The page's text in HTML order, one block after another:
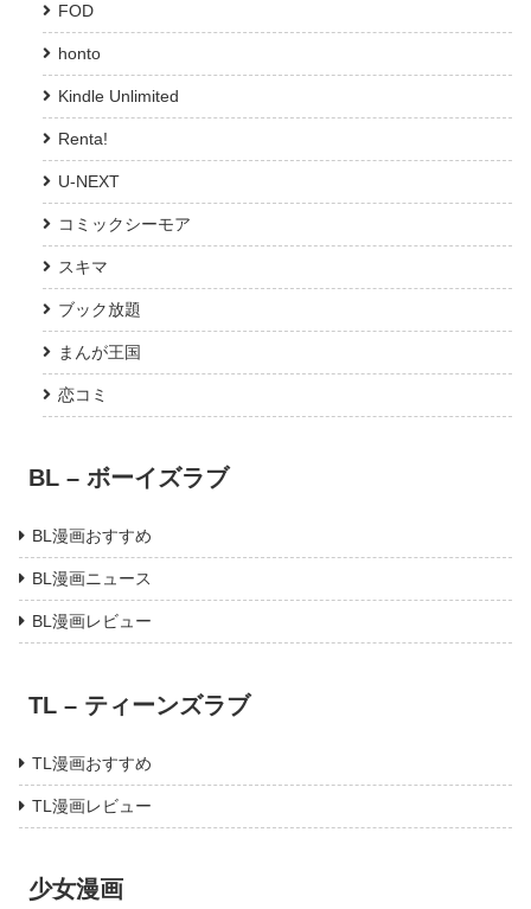
FOD
honto
Kindle Unlimited
Renta!
U-NEXT
コミックシーモア
スキマ
ブック放題
まんが王国
恋コミ
BL – ボーイズラブ
BL漫画おすすめ
BL漫画ニュース
BL漫画レビュー
TL – ティーンズラブ
TL漫画おすすめ
TL漫画レビュー
少女漫画